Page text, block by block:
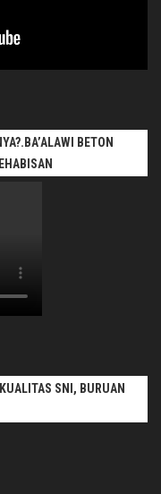
BETON
SNI, BURUAN